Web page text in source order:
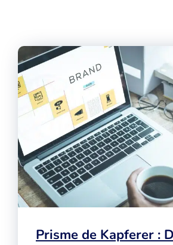
Prisme de Kapferer :